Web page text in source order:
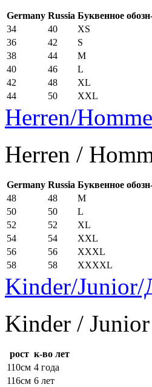
Germany Russia Буквенное
34
40
XS
36
42
S
38
44
M
40
46
L
42
48
XL
44
50 XXL
Herren/
Herren /
Germany Russia Буквенное
48
48
M
50
50
L
52
52
XL
54
54
XXL
56
56
XXXL
58
58 XXXXL
Kinder/Junior/
Kinder /
рост к-во лет
110см 4 года
116см 6 лет